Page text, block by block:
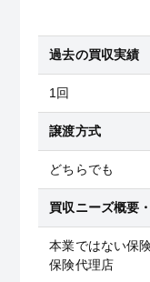
過去の買収実績
1回
譲渡方式
どちらでも
買収ニーズ概要
本業ではない保
保険代理店